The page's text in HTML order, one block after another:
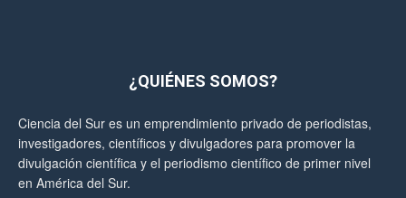
¿QUIÉNES SOMOS?
Ciencia del Sur es un emprendimiento privado de periodistas,
investigadores, científicos y divulgadores para promover la
divulgación científica y el periodismo científico de primer nivel
en América del Sur.